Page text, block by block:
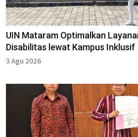
UIN Mataram Optimalkan
Disabilitas lewat Kampus Inklusif
3 Agu 2026